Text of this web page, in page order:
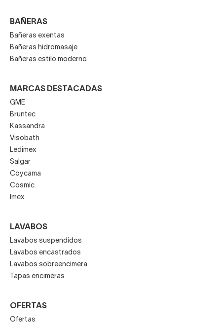
BAÑERAS
Bañeras exentas
Bañeras hidromasaje
Bañeras estilo moderno
MARCAS DESTACADAS
GME
Bruntec
Kassandra
Visobath
Ledimex
Salgar
Coycama
Cosmic
Imex
LAVABOS
Lavabos suspendidos
Lavabos encastrados
Lavabos sobreencimera
Tapas encimeras
OFERTAS
Ofertas